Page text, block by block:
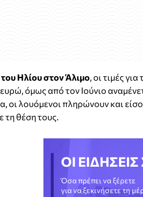
Ηλίου στον Άλιμο, οι τιμές
όμως από τον Ιούνιο
οι λουόμενοι πληρώνουν και
τη θέση τους.
ΟΙ ΕΙΔΗΣΕΙΣ
Όσα πρέπει να ξέρετε
για να ξεκινήσετε τη